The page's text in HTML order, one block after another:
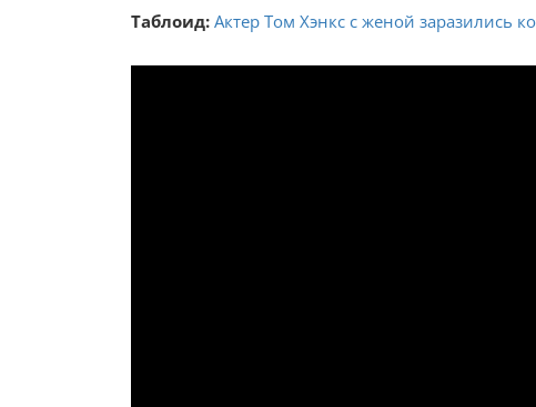
Таблоид: Актер Том Хэнкс с женой заразились